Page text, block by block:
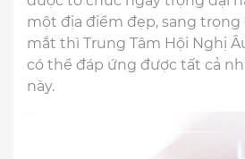
một địa điểm đẹp, sang
mắt thì Trung Tâm Hội Nghị
có thể đáp ứng được tất cả
này.